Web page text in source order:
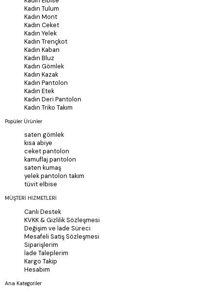
Kadın Tulum
Kadın Mont
Kadın Ceket
Kadın Yelek
Kadın Trençkot
Kadın Kaban
Kadın Bluz
Kadın Gömlek
Kadın Kazak
Kadın Pantolon
Kadın Etek
Kadın Deri Pantolon
Kadın Triko Takım
Popüler Ürünler
saten gömlek
kısa abiye
ceket pantolon
kamuflaj pantolon
saten kumaş
yelek pantolon takım
tüvit elbise
MÜŞTERİ HİZMETLERİ
Canlı Destek
KVKK & Gizlilik Sözleşmesi
Değişim ve İade Süreci
Mesafeli Satiş Sözleşmesi
Siparişlerim
İade Taleplerim
Kargo Takip
Hesabım
Ana Kategoriler